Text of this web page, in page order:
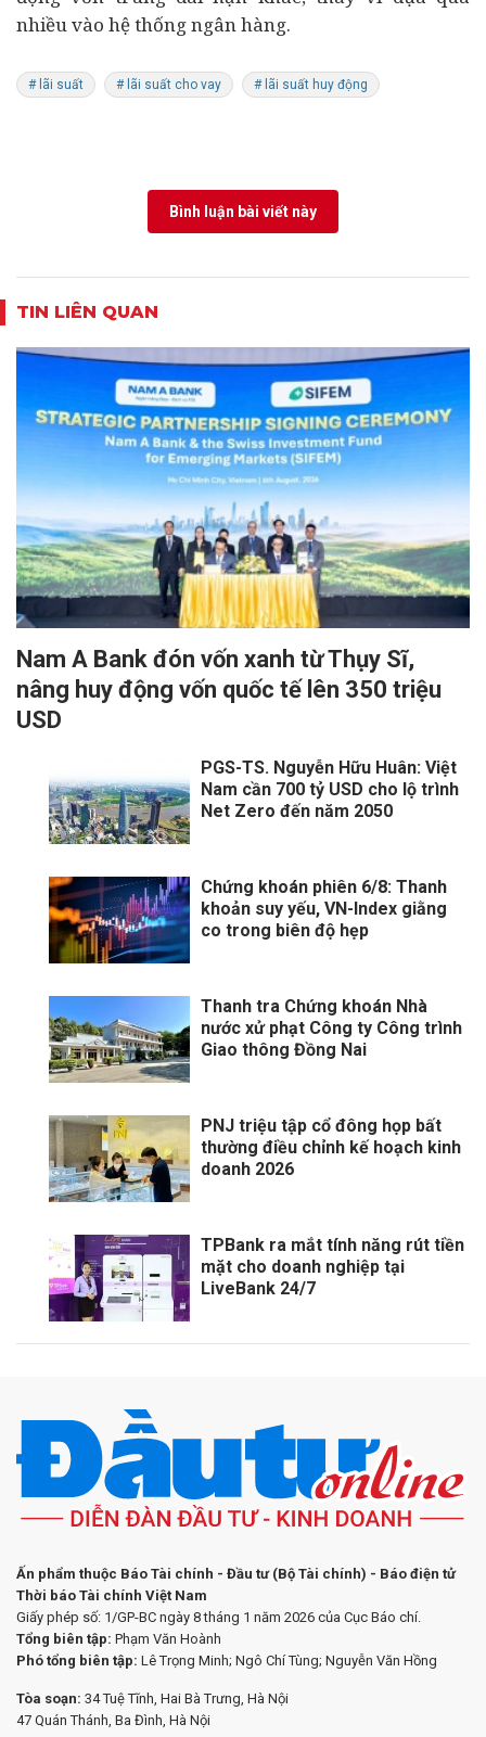
nhiều vào hệ thống ngân hàng.
# lãi suất # lãi suất cho vay # lãi suất huy động
Bình luận bài viết này
TIN LIÊN QUAN
Nam A Bank đón vốn xanh từ Thụy Sĩ,
nâng huy động vốn quốc tế lên 350 triệu
USD
PGS-TS. Nguyễn Hữu Huân: Việt
Nam cần 700 tỷ USD cho lộ trình
Net Zero đến năm 2050
Chứng khoán phiên 6/8: Thanh
khoản suy yếu, VN-Index giằng
co trong biên độ hẹp
Thanh tra Chứng khoán Nhà
nước xử phạt Công ty Công trình
Giao thông Đồng Nai
PNJ triệu tập cổ đông họp bất
thường điều chỉnh kế hoạch kinh
doanh 2026
TPBank ra mắt tính năng rút tiền
mặt cho doanh nghiệp tại
LiveBank 24/7
Ấn phẩm thuộc Báo Tài chính - Đầu tư (Bộ Tài chính) - Báo điện tử
Thời báo Tài chính Việt Nam
Giấy phép số: 1/GP-BC ngày 8 tháng 1 năm 2026 của Cục Báo chí.
Tổng biên tập: Phạm Văn Hoành
Phó tổng biên tập: Lê Trọng Minh; Ngô Chí Tùng; Nguyễn Văn Hồng
Tòa soạn: 34 Tuệ Tĩnh, Hai Bà Trưng, Hà Nội
47 Quán Thánh, Ba Đình, Hà Nội